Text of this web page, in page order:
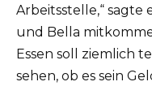
Arbeitsstelle,“ sagte
und Bella
Essen soll ziemlich
sehen, ob es sein